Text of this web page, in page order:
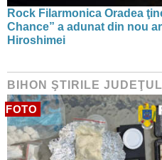
Rock Filarmonica Oradea
Chance” a adunat din nou
Hiroshimei
BIHON ŞTIRILE
FOTO